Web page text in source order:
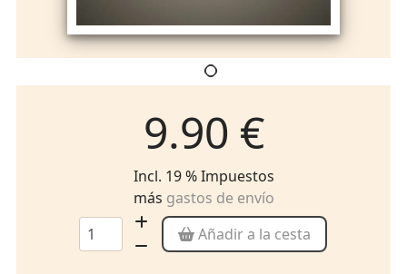
9.90 €
Incl. 19 % Impuestos
más gastos de envío
Añadir a la cesta